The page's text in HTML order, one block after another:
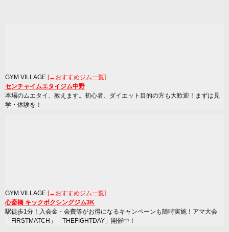
GYM VILLAGE [→おすすめジム一覧]
センチャイムエタイジム中野
本場のムエタイ、教えます。初心者、ダイエット目的の方も大歓迎！まずは見
学・体験を！
GYM VILLAGE [→おすすめジム一覧]
心斎橋 キックボクシングジム3K
駅徒歩1分！入会金・会費等がお得になるキャンペーンも随時実施！アマ大会
「FIRSTMATCH」「THEFIGHTDAY」開催中！